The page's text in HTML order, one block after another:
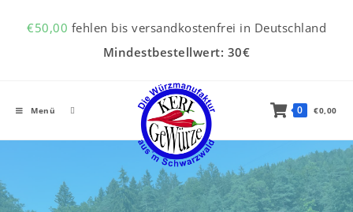
€50,00 fehlen bis versandkostenfrei in Deutschland
Mindestbestellwert: 30€
Menü 0 €0,00